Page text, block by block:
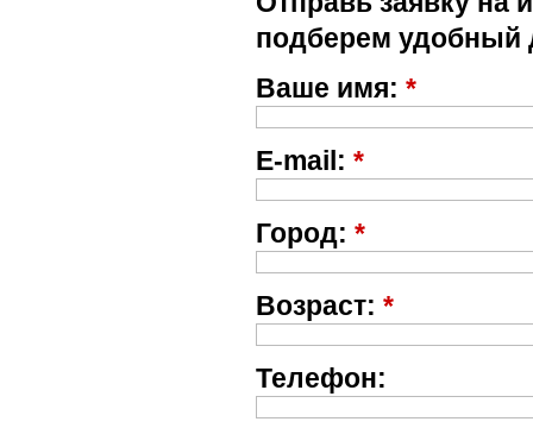
подберем удобный
Ваше имя: *
E-mail: *
Город: *
Возраст: *
Телефон: